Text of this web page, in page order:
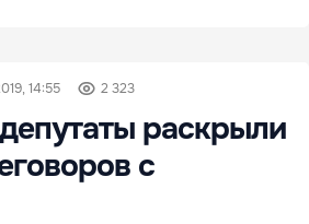
14:55 2 323
раскрыли
с